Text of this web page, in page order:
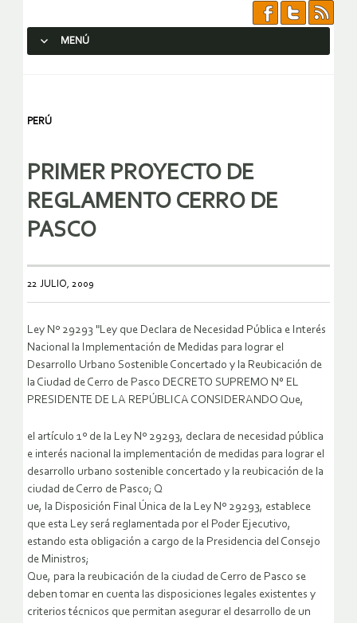
MENÚ
PERÚ
PRIMER PROYECTO DE
REGLAMENTO CERRO DE
PASCO
22 JULIO, 2009
Ley Nº 29293 "Ley que Declara de Necesidad Pública e Interés
Nacional la Implementación de Medidas para lograr el
Desarrollo Urbano Sostenible Concertado y la Reubicación de
la Ciudad de Cerro de Pasco DECRETO SUPREMO N° EL
PRESIDENTE DE LA REPÚBLICA CONSIDERANDO Que,
el artículo 1º de la Ley Nº 29293, declara de necesidad pública
e interés nacional la implementación de medidas para lograr el
desarrollo urbano sostenible concertado y la reubicación de la
ciudad de Cerro de Pasco; Q
ue, la Disposición Final Única de la Ley Nº 29293, establece
que esta Ley será reglamentada por el Poder Ejecutivo,
estando esta obligación a cargo de la Presidencia del Consejo
de Ministros;
Que, para la reubicación de la ciudad de Cerro de Pasco se
deben tomar en cuenta las disposiciones legales existentes y
criterios técnicos que permitan asegurar el desarrollo de un